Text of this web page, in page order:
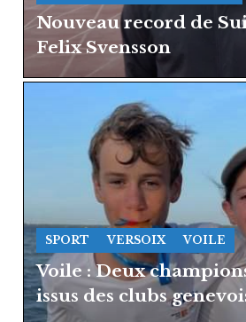
Nouveau record de
Felix Svensson
SPORT VERSOIX VOILE
Voile : Deux
issus des clubs